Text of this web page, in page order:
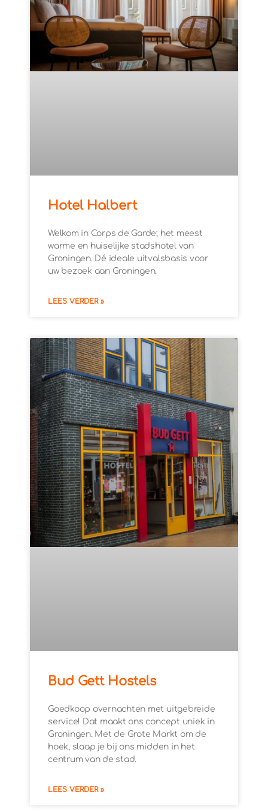
Hotel Halbert
Welkom in Corps de Garde; het meest
warme en huiselijke stadshotel van
Groningen. Dé ideale uitvalsbasis voor
uw bezoek aan Groningen.
LEES VERDER »
Bud Gett Hostels
Goedkoop overnachten met uitgebreide
service! Dat maakt ons concept uniek in
Groningen. Met de Grote Markt om de
hoek, slaap je bij ons midden in het
centrum van de stad.
LEES VERDER »